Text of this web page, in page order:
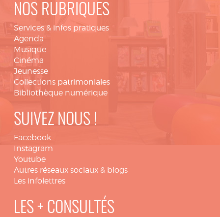
NOS RUBRIQUES
Services & infos pratiques
Agenda
Musique
Cinéma
Jeunesse
Collections patrimoniales
Bibliothèque numérique
SUIVEZ NOUS !
Facebook
Instagram
Youtube
Autres réseaux sociaux & blogs
Les infolettres
LES + CONSULTÉS